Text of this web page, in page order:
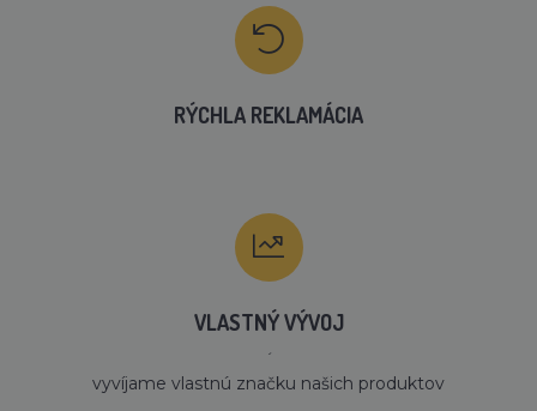
RÝCHLA REKLAMÁCIA
VLASTNÝ VÝVOJ
´
vyvíjame vlastnú značku našich produktov